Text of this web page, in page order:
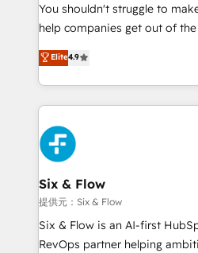
integration capabilities 💼 Consultative, long-term
partners who will embed
business, processes and systems 🏢 We
working with mid-market and
organisations, global
complex use cases 🏆 CRM Implementation,
Platform Enablement, Custom
Onboarding Accredited 🔐 ISO27001 & ISO9001
Certified
You shouldn't struggle to
help companies get out of
process-oriented teams
Marketing, Sales, Service,
so selling and actually
feels easy and pain-free. We are a top ranked
HubSpot Elite Partner, winner
and Customer First Awards,
Reviews and 4.9/5 rating in Clutch
helps the following industries:
improvement & construction,
commercialization, real estate,
SaaS, Software Dev & IT and
Elite4.9
Six & Flow
提供元：Six & Flow
Six & Flow is an AI-first
RevOps partner helping